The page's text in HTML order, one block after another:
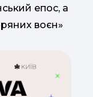
епос, а
воєн»